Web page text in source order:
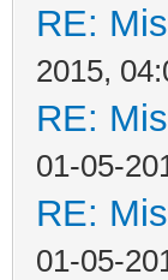
RE:
2015,
RE:
01-05-
RE:
01-05-